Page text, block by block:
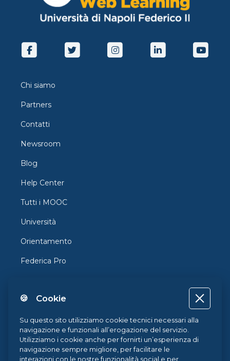
Chi siamo
Partners
Contatti
Newsroom
Blog
Help Center
Tutti i MOOC
Università
Orientamento
Federica Pro
Federica Coursera
Accessibilità
Privacy
Termini e Condizioni
🍪 Cookie
Su questo sito utilizziamo cookie tecnici necessari alla
navigazione e funzionali all’erogazione del servizio.
Utilizziamo i cookie anche per fornirti un’esperienza di
navigazione sempre migliore, per facilitare le
interazioni con le nostre funzionalità social e per